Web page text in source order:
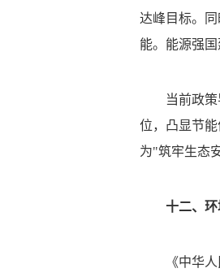
达峰目标。
能。能源强
当前政
位，凸显节
为"筑牢生态
十二、
《中华